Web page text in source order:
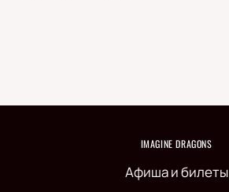
IMAGINE DRAGONS
Афиша и билеты